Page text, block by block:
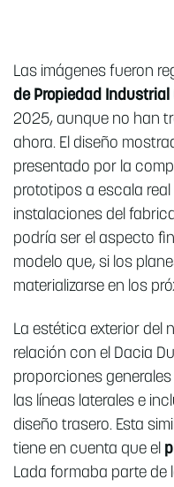
Las imágenes fueron
de Propiedad Industrial
2025, aunque no han
ahora. El diseño
presentado por la
prototipos a escala
instalaciones del
podría ser el aspecto
modelo que, si los
materializarse en los
La estética exterior del
relación con el Dacia
proporciones
las líneas laterales e
diseño trasero. Esta
tiene en cuenta que el
Lada formaba parte de